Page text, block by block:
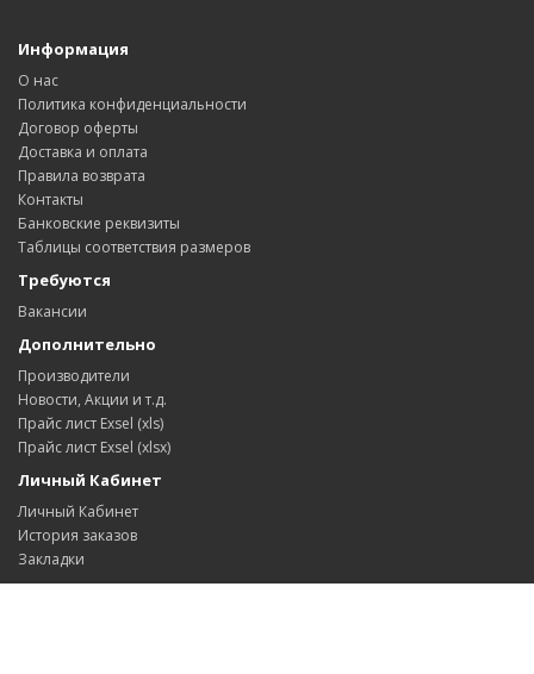
Информация
О нас
Политика конфиденциальности
Договор оферты
Доставка и оплата
Правила возврата
Контакты
Банковские реквизиты
Таблицы соответствия размеров
Требуются
Вакансии
Дополнительно
Производители
Новости, Акции и т.д.
Прайс лист Exsel (xls)
Прайс лист Exsel (xlsx)
Личный Кабинет
Личный Кабинет
История заказов
Закладки